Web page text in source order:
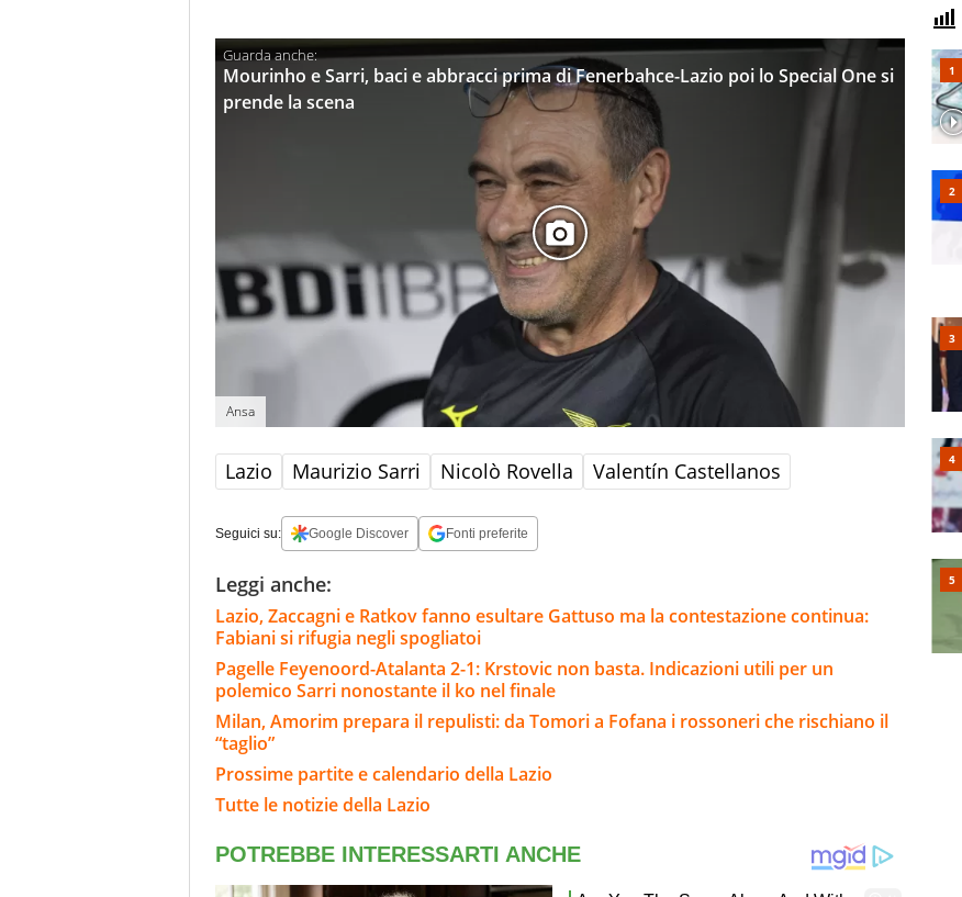
Mourinho e Sarri, baci e abbracci prima di Fenerbahce-Lazio poi lo Special One si
prende la scena
Ansa
Lazio Maurizio Sarri Nicolò Rovella Valentín Castellanos
Seguici su: Google Discover Fonti preferite
Leggi anche:
Lazio, Zaccagni e Ratkov fanno esultare Gattuso ma la contestazione continua:
Fabiani si rifugia negli spogliatoi
Pagelle Feyenoord-Atalanta 2-1: Krstovic non basta. Indicazioni utili per un
polemico Sarri nonostante il ko nel finale
Milan, Amorim prepara il repulisti: da Tomori a Fofana i rossoneri che rischiano il
“taglio”
Prossime partite e calendario della Lazio
Tutte le notizie della Lazio